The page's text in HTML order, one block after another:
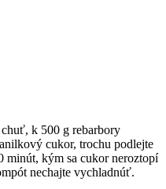
k 500 g rebarbory
cukor, trochu podlejte
minút, kým sa cukor neroztopí
nechajte vychladnúť.